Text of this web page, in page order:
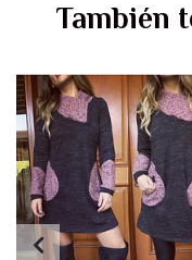
También